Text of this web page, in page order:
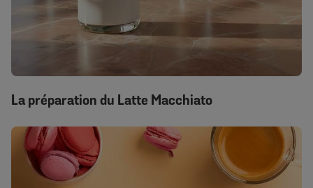
La préparation du Latte Macchiato